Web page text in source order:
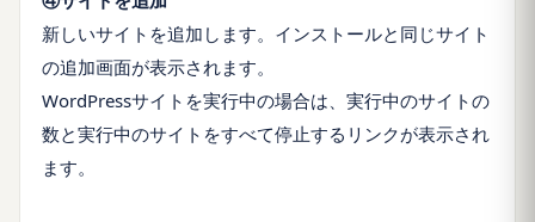
新しいサイトを追加します。インストールと同じサイト
の追加画面が表示されます。
WordPressサイトを実行中の場合は、実行中のサイトの
数と実行中のサイトをすべて停止するリンクが表示され
ます。